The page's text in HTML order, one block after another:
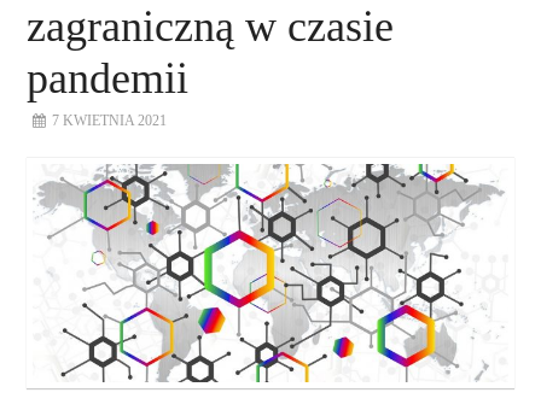
zagraniczną w czasie
pandemii
7 KWIETNIA 2021